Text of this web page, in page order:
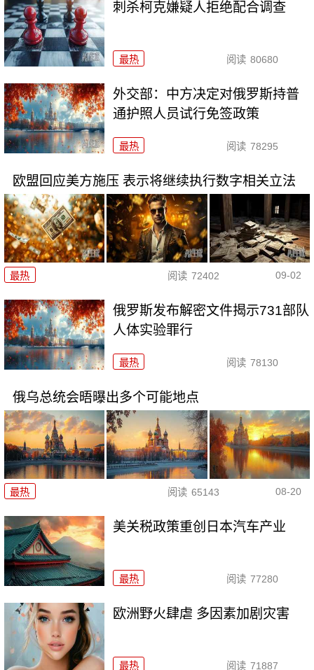
刺杀柯克嫌疑人拒绝配合调查
最热 阅读 80680
外交部：中方决定对俄罗斯持普
通护照人员试行免签政策
最热 阅读 78295
欧盟回应美方施压 表示将继续执行数字相关立法
最热 阅读 72402 09-02
俄罗斯发布解密文件揭示731部队
人体实验罪行
最热 阅读 78130
俄乌总统会晤曝出多个可能地点
最热 阅读 65143 08-20
美关税政策重创日本汽车产业
最热 阅读 77280
欧洲野火肆虐 多因素加剧灾害
最热 阅读 71887